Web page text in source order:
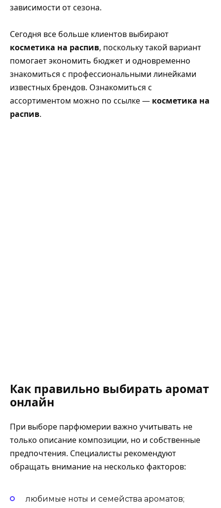
зависимости от сезона.
Сегодня все больше клиентов выбирают
косметика на распив, поскольку такой вариант
помогает экономить бюджет и одновременно
знакомиться с профессиональными линейками
известных брендов. Ознакомиться с
ассортиментом можно по ссылке — косметика на
распив.
Как правильно выбирать аромат
онлайн
При выборе парфюмерии важно учитывать не
только описание композиции, но и собственные
предпочтения. Специалисты рекомендуют
обращать внимание на несколько факторов:
любимые ноты и семейства ароматов;